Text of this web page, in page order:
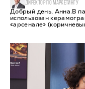
ДИРЕКТОР ПО МАРКЕТИНГУ
Добрый день, Анна.В
использован
«арсенале»